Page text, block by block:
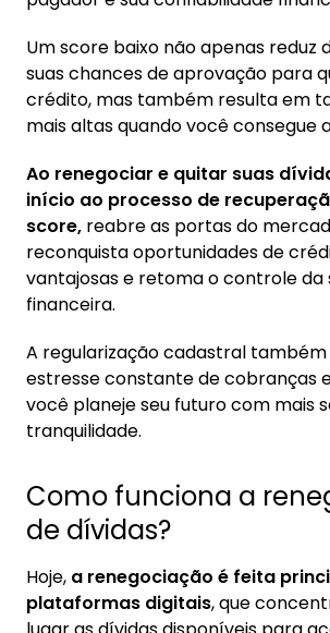
Um score baixo não apenas reduz
suas chances de aprovação para
crédito, mas também resulta em
mais altas quando você consegue
Ao renegociar e quitar suas
início ao processo de
score, reabre as portas do
reconquista oportunidades de
vantajosas e retoma o controle da
financeira.
A regularização cadastral também
estresse constante de cobranças
você planeje seu futuro com mais
tranquilidade.
Como funciona a
de dívidas?
Hoje, a renegociação é feita
plataformas digitais, que